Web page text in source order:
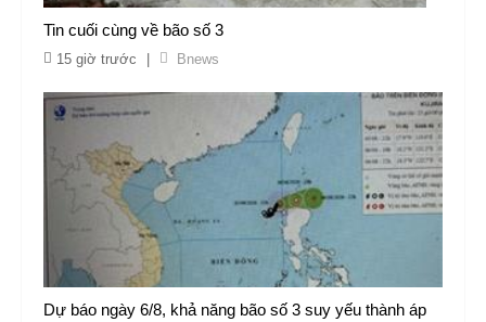
Tin cuối cùng về bão số 3
15 giờ trước Bnews
Dự báo ngày 6/8, khả năng bão số 3 suy yếu thành áp